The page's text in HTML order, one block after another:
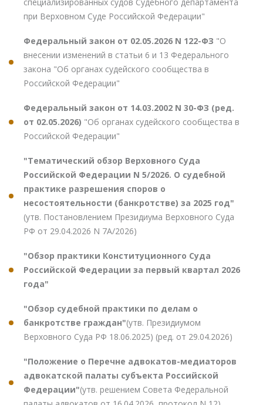
специализированных судов Судебного департамента
при Верховном Суде Российской Федерации"
Федеральный закон от 02.05.2026 N 122-ФЗ "О
внесении изменений в статьи 6 и 13 Федерального
закона "Об органах судейского сообщества в
Российской Федерации"
Федеральный закон от 14.03.2002 N 30-ФЗ (ред.
от 02.05.2026) "Об органах судейского сообщества в
Российской Федерации"
"Тематический обзор Верховного Суда
Российской Федерации N 5/2026. О судебной
практике разрешения споров о
несостоятельности (банкротстве) за 2025 год"
(утв. Постановлением Президиума Верховного Суда
РФ от 29.04.2026 N 7А/2026)
"Обзор практики Конституционного Суда
Российской Федерации за первый квартал 2026
года"
"Обзор судебной практики по делам о
банкротстве граждан"(утв. Президиумом
Верховного Суда РФ 18.06.2025) (ред. от 29.04.2026)
"Положение о Перечне адвокатов-медиаторов
адвокатской палаты субъекта Российской
Федерации"(утв. решением Совета Федеральной